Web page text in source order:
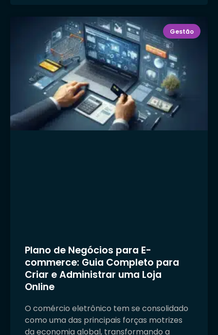
Gestão
Plano de Negócios para E-
commerce: Guia Completo para
Criar e Administrar uma Loja
Online
O comércio eletrônico tem se consolidado
como uma das principais forças motrizes
da economia global, transformando a